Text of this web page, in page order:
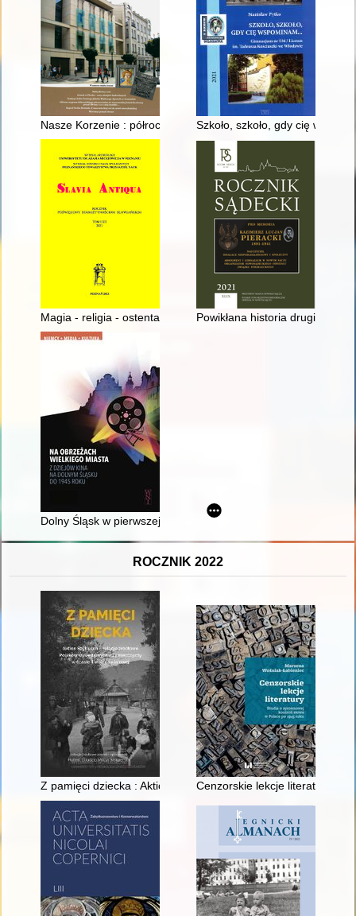
Nasze Korzenie : półrocznik popularnonaukowy Muzeum
Szkoło, szkoło, gdy cię
Magia - religia - ostentacja : kaptorgi zPowikłana historia drugiego
Dolny Śląsk w pierwszej połowie XX wieku
ROCZNIK 2022
Z pamięci dziecka : Aktion Saybusch - relacje źródłowe
Cenzorskie lekcje literatury :